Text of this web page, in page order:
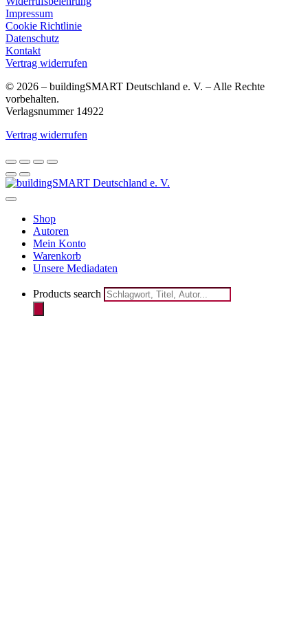
Impressum
Cookie Richtlinie
Datenschutz
Kontakt
Vertrag widerrufen
© 2026 – buildingSMART Deutschland e. V. – Alle Rechte
vorbehalten.
Verlagsnummer 14922
Vertrag widerrufen
Shop
Autoren
Mein Konto
Warenkorb
Unsere Mediadaten
Products search